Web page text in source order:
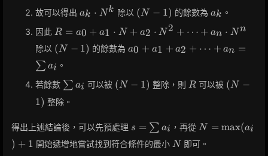
N^{k-
1}
故可以得出 a_k
N^k
ak ⋅ Nk 除以 (N-
1)
(N − 1) 的餘數為 a_k
ak 。
因此 R =
a_0 +
a_1
\cdot
N +
a_2
\cdot
\cdots
+ a_n
\cdot
R = a0 + a1 ⋅ N + a2 ⋅ N 2 + ⋯ + an ⋅ Nn
除以 (N-
1)
(N − 1) 的餘數為a_0 +
\cdots
+ a_n
a_i
a0 + a1 + a2 + ⋯ + an =
∑ ai 。
若餘數 \sum
a_i
∑ ai 可以被 (N-
(N − 1) 整除，則 R
R 可以被 (N-
(N −
1) 整除。
得出上述結論後，可以先預處理 s =
\sum
a_i
s = ∑ ai ，再從 N =
\max(a_i)
+ 1
N = max(ai
) + 1 開始遞增地嘗試找到符合條件的最小 N
N 即可。